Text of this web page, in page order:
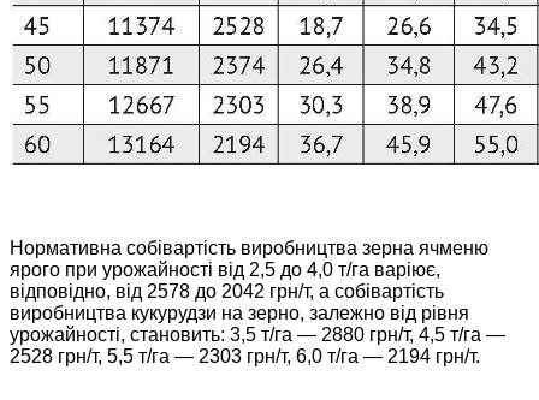
Нормативна собівартість виробництва зерна ячменю
ярого при урожайності від 2,5 до 4,0 т/га варіює,
відповідно, від 2578 до 2042 грн/т, а собівартість
виробництва кукурудзи на зерно, залежно від рівня
урожайності, становить: 3,5 т/га — 2880 грн/т, 4,5 т/га —
2528 грн/т, 5,5 т/га — 2303 грн/т, 6,0 т/га — 2194 грн/т.